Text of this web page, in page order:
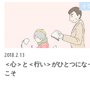
イ
2018.2.13
＜心＞と＜行い＞がひとつにな
こそ